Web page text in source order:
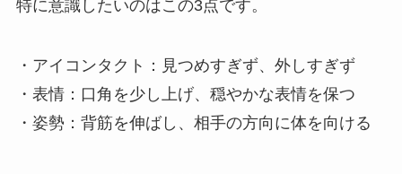
特に意識したいのはこの3点です。
・アイコンタクト：見つめすぎず、外しすぎず
・表情：口角を少し上げ、穏やかな表情を保つ
・姿勢：背筋を伸ばし、相手の方向に体を向ける